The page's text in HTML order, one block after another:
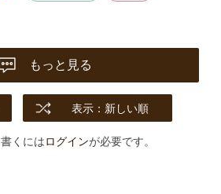
もっと見る
表示：新しい順
くにはログインが必要です。